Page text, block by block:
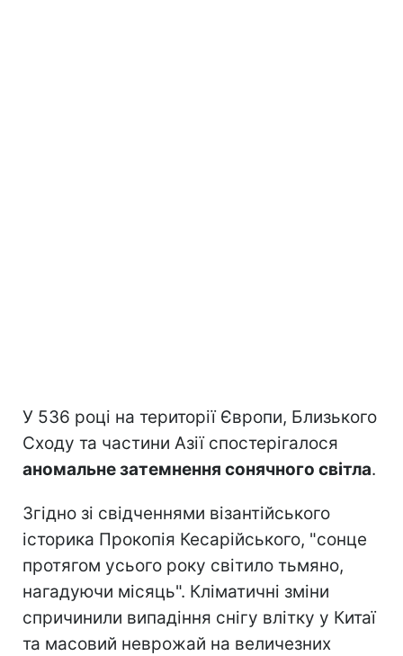
У 536 році на території Європи, Близького
Сходу та частини Азії спостерігалося
аномальне затемнення сонячного світла.
Згідно зі свідченнями візантійського
історика Прокопія Кесарійського, "сонце
протягом усього року світило тьмяно,
нагадуючи місяць". Кліматичні зміни
спричинили випадіння снігу влітку у Китаї
та масовий неврожай на величезних